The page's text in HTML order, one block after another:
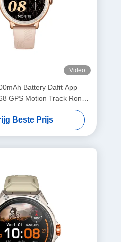
Video
Battery Dafit App
GPS Motion Track Ronde
voor vrouwen
en slaap monitoring
Beste Prijs